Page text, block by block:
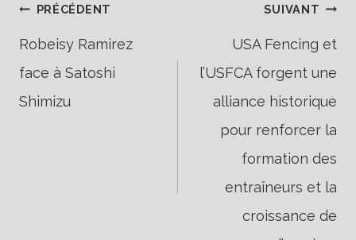
Navigation
de
PRÉCÉDENT
Robeisy Ramirez
face à Satoshi
Shimizu
SUIVANT
USA Fencing et
l’USFCA forgent une
alliance historique
pour renforcer la
formation des
entraîneurs et la
croissance de